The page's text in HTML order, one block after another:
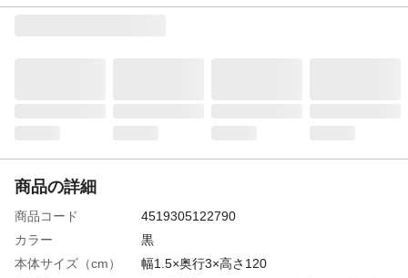
商品の詳細
商品コード
4519305122790
カラー
黒
本体サイズ（cm）
幅1.5×奥行3×高さ120